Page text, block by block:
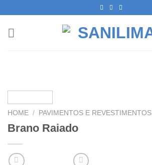
content
HOME / PAVIMENTOS E REVESTIMENTOS
Brano Raiado